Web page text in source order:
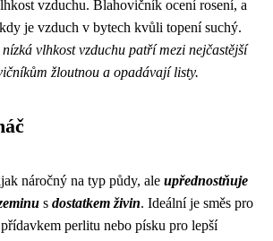
vzduchu. Blahovičník ocení rosení, a
je vzduch v bytech kvůli topení suchý.
vlhkost vzduchu patří mezi nejčastější
žloutnou a opadávají listy.
náročný na typ půdy, ale upřednostňuje
s dostatkem živin. Ideální je směs pro
perlitu nebo písku pro lepší